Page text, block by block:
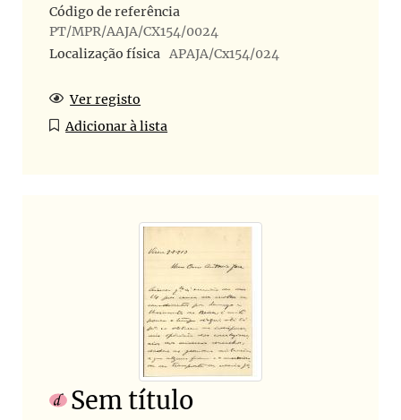
Código de referência
PT/MPR/AAJA/CX154/0024
Localização física APAJA/Cx154/024
Ver registo
Adicionar à lista
Sem título